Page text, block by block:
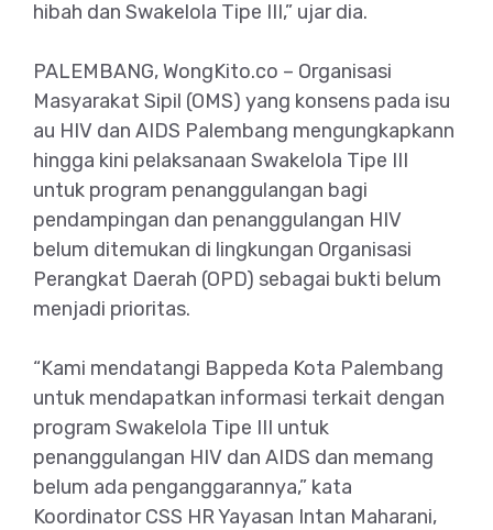
hibah dan Swakelola Tipe III,” ujar dia.
PALEMBANG, WongKito.co – Organisasi
Masyarakat Sipil (OMS) yang konsens pada isu
au HIV dan AIDS Palembang mengungkapkann
hingga kini pelaksanaan Swakelola Tipe III
untuk program penanggulangan bagi
pendampingan dan penanggulangan HIV
belum ditemukan di lingkungan Organisasi
Perangkat Daerah (OPD) sebagai bukti belum
menjadi prioritas.
“Kami mendatangi Bappeda Kota Palembang
untuk mendapatkan informasi terkait dengan
program Swakelola Tipe III untuk
penanggulangan HIV dan AIDS dan memang
belum ada penganggarannya,” kata
Koordinator CSS HR Yayasan Intan Maharani,